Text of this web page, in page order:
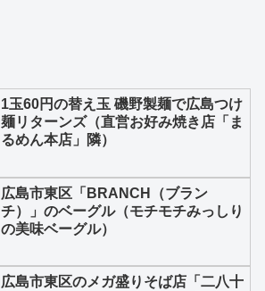
1玉60円の替え玉 磯野製麺で広島つけ
麺リターンズ（直営お好み焼き店「ま
るめん本店」隣）
広島市東区「BRANCH（ブラン
チ）」のベーグル（モチモチみっしり
の美味ベーグル）
広島市東区のメガ盛りそば店「二八十